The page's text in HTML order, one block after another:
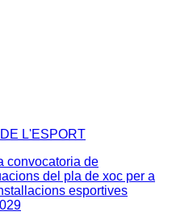
L'ESPORT
convocatoria de
del pla de xoc per a
esportives